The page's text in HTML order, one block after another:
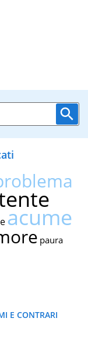
acume
paura
E CONTRARI